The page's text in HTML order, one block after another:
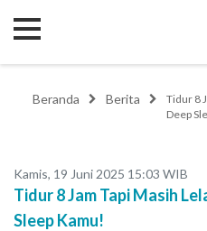
Beranda Berita
Tidur 8
Deep
Kamis, 19 Juni 2025 15:03 WIB
Tidur 8 Jam Tapi Masih
Sleep Kamu!